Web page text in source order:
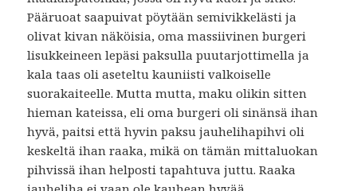
Pääruoat saapuivat pöytään semivikkelästi ja
olivat kivan näköisia, oma massiivinen burgeri
lisukkeineen lepäsi paksulla puutarjottimella ja
kala taas oli aseteltu kauniisti valkoiselle
suorakaiteelle. Mutta mutta, maku olikin sitten
hieman kateissa, eli oma burgeri oli sinänsä ihan
hyvä, paitsi että hyvin paksu jauhelihapihvi oli
keskeltä ihan raaka, mikä on tämän mittaluokan
pihvissä ihan helposti tapahtuva juttu. Raaka